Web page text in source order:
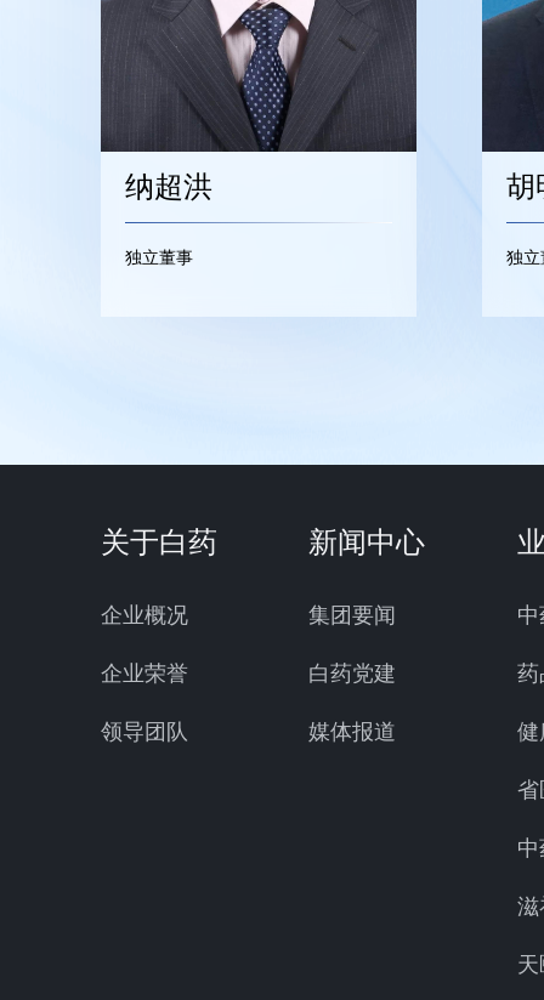
纳超洪
独立董事
胡
独立
关于白药
企业概况
企业荣誉
领导团队
新闻中心
集团要闻
白药党建
媒体报道
药
健
省
滋